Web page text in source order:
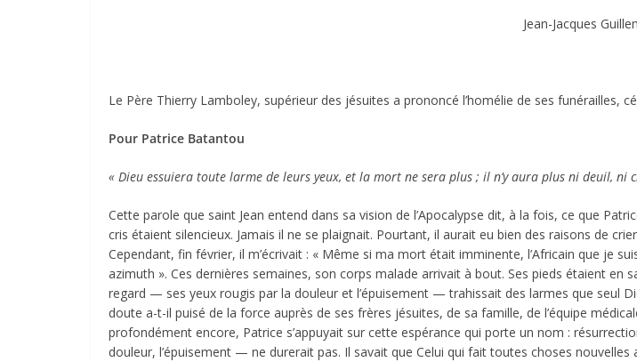
Jean-Jacques
Le Père Thierry Lamboley, supérieur des jésuites a prononcé l’homélie de ses funérailles,
Pour Patrice Batantou
« Dieu essuiera toute larme de leurs yeux, et la mort ne sera plus ; il n’y aura plus ni deuil, ni
Cette parole que saint Jean entend dans sa vision de l’Apocalypse dit, à la fois, ce que
cris étaient silencieux. Jamais il ne se plaignait. Pourtant, il aurait eu bien des raisons de
Cependant, fin février, il m’écrivait : « Même si ma mort était imminente, l’Africain que je
azimuth ». Ces dernières semaines, son corps malade arrivait à bout. Ses pieds étaient
regard — ses yeux rougis par la douleur et l’épuisement — trahissait des larmes que seul
doute a-t-il puisé de la force auprès de ses frères jésuites, de sa famille, de l’équipe
profondément encore, Patrice s’appuyait sur cette espérance qui porte un nom :
douleur, l’épuisement — ne durerait pas. Il savait que Celui qui fait toutes choses